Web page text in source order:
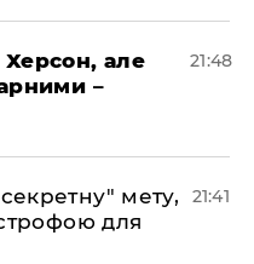
але
–
21:48
мету,
для
21:41